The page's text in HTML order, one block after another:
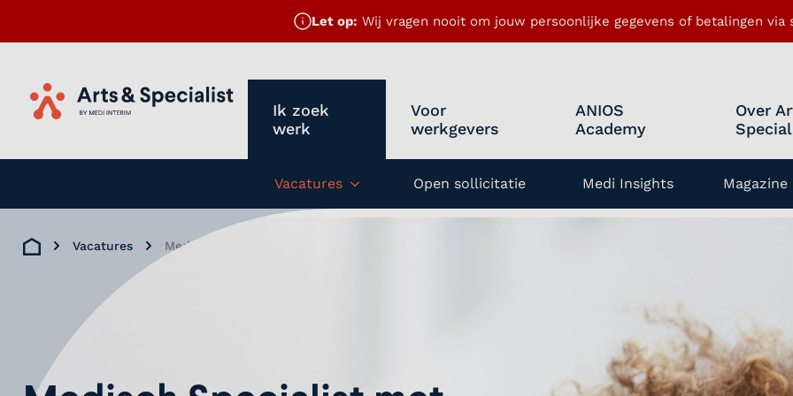
Let op: Wij vragen nooit om jouw persoonlijke gegevens of betalingen via
Home
Ik zoek
werk
Voor
werkgevers
ANIOS
Academy
Over
Vacatures
Open sollicitatie Medi Insights
Magazine
Home
Vacatures Medisch Specialist met interesse in de Bedrijfsgeneeskunde